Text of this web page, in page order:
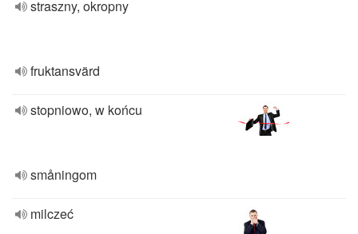
straszny, okropny
fruktansvärd
stopniowo, w końcu
småningom
milczeć